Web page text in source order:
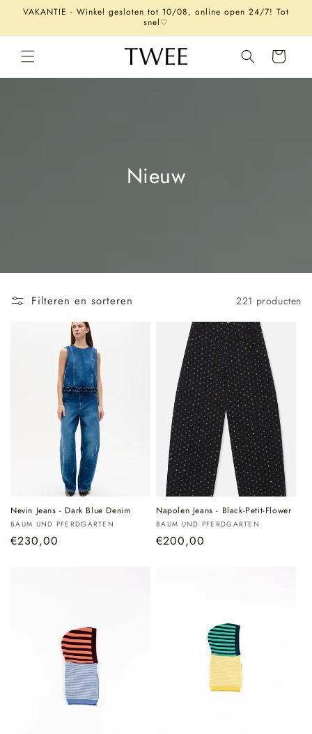
naar de
VAKANTIE - Winkel gesloten tot 10/08, online open 24/7! Tot
snel♡
Winkelwagen
Nieuw
Filteren en sorteren 221 producten
Nevin Jeans - Dark Blue Denim
Verkoper:
BAUM UND PFERDGARTEN
Normale
€230,00
Napolen Jeans - Black-Petit-Flower
Verkoper:
BAUM UND PFERDGARTEN
Normale
€200,00